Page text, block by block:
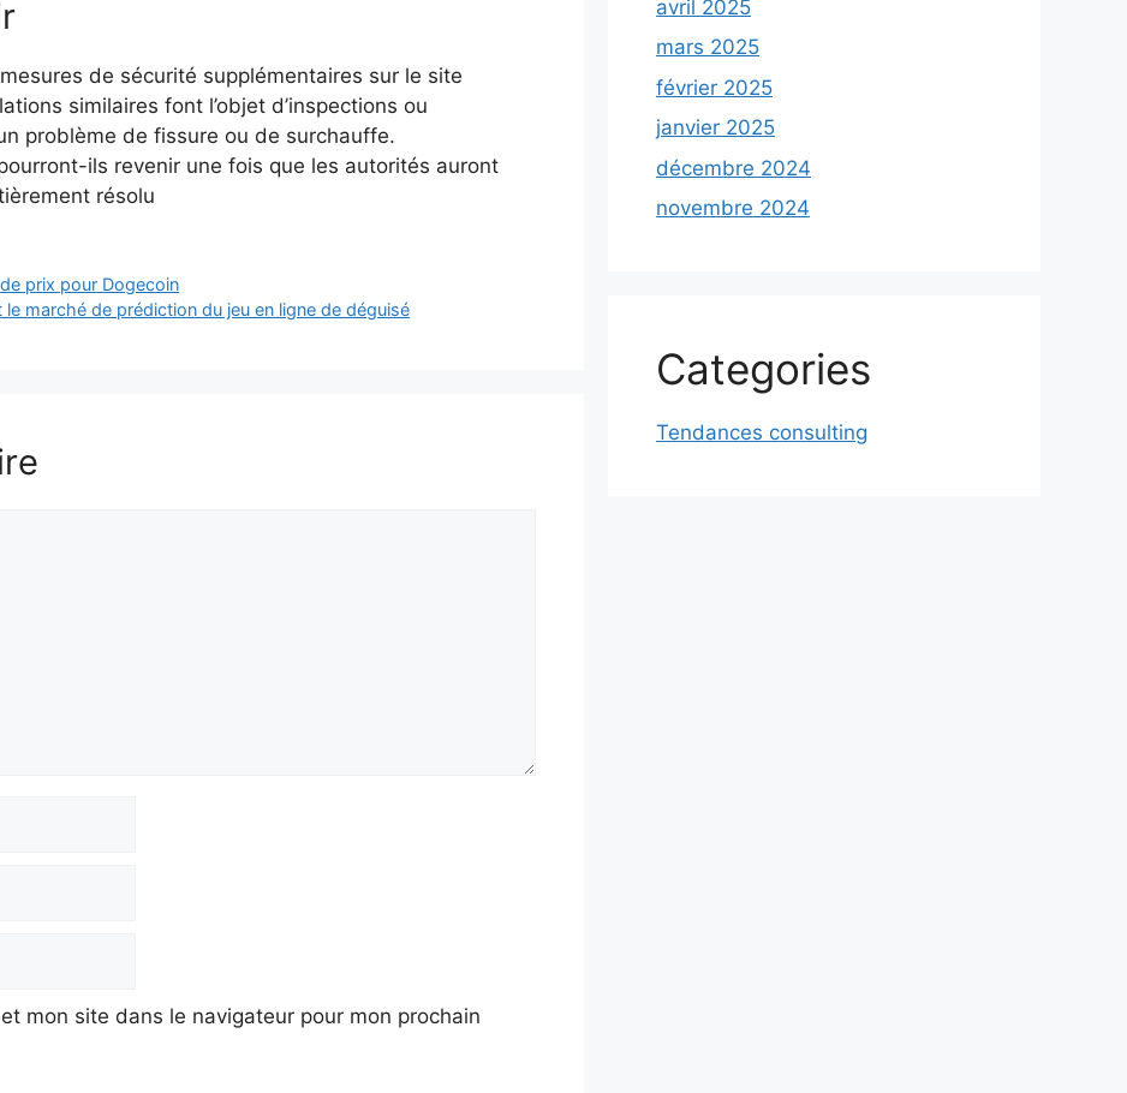
de sécurité supplémentaires sur le site
similaires font l’objet d’inspections ou
problème de fissure ou de surchauffe.
ils revenir une fois que les autorités auront
résolu
prix pour Dogecoin
le marché de prédiction du jeu en ligne de déguisé
mon site dans le navigateur pour mon prochain
avril 2025
mars 2025
février 2025
janvier 2025
décembre 2024
novembre 2024
Categories
Tendances consulting